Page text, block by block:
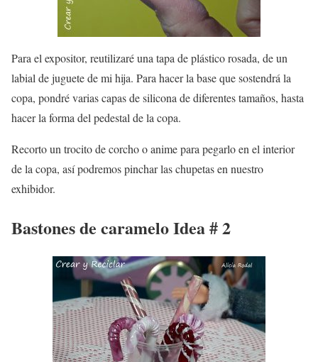
Para el expositor, reutilizaré una tapa de plástico rosada, de un
labial de juguete de mi hija. Para hacer la base que sostendrá la
copa, pondré varias capas de silicona de diferentes tamaños, hasta
hacer la forma del pedestal de la copa.
Recorto un trocito de corcho o anime para pegarlo en el interior
de la copa, así podremos pinchar las chupetas en nuestro
exhibidor.
Bastones de caramelo Idea # 2